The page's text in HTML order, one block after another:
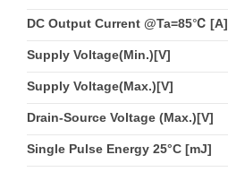
DC Output Current @Ta=85℃ [A]
Supply Voltage(Min.)[V]
Supply Voltage(Max.)[V]
Drain-Source Voltage (Max.)[V]
Single Pulse Energy 25°C [mJ]